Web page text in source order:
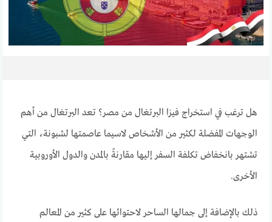
هل ترغب في استخراج فيزا البرتغال من مصر؟ تعد البرتغال من أهم
الوجهات المفضلة لكثير من الأشخاص لاسيما عاصمتها لشبونة، التي
تشتهر بانخفاض تكلفة السفر إليها مقارنةً بالمدن والدول الأوروبية
الأخرى.
ذلك بالإضافة إلى جمالها الساحر لاحتوائها على كثير من المعالم